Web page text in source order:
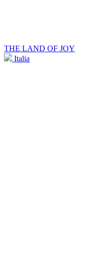
THE LAND OF JOY
Italia